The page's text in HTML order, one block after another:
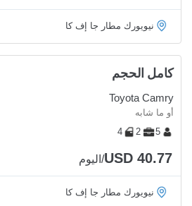
نيويورك مطار جا إف كا
كامل الحجم
Toyota Camry
أو ما شابه
5
2
4
USD 40.77/اليوم
نيويورك مطار جا إف كا